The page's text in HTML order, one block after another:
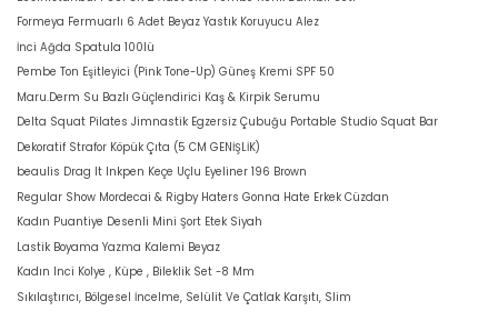
Formeya Fermuarlı 6 Adet Beyaz Yastık Koruyucu Alez
İnci Ağda Spatula 100lü
Pembe Ton Eşitleyici (Pink Tone-Up) Güneş Kremi SPF 50
Maru.Derm Su Bazlı Güçlendirici Kaş & Kirpik Serumu
Delta Squat Pilates Jimnastik Egzersiz Çubuğu Portable Studio Squat Bar
Dekoratif Strafor Köpük Çıta (5 CM GENİŞLİK)
beaulis Drag It Inkpen Keçe Uçlu Eyeliner 196 Brown
Regular Show Mordecai & Rigby Haters Gonna Hate Erkek Cüzdan
Kadın Puantiye Desenli Mini Şort Etek Siyah
Lastik Boyama Yazma Kalemi Beyaz
Kadın Inci Kolye , Küpe , Bileklik Set -8 Mm
Sıkılaştırıcı, Bölgesel İncelme, Selülit Ve Çatlak Karşıtı, Slim